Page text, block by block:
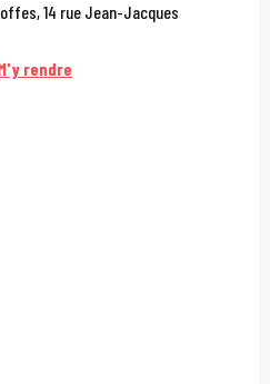
14 rue Jean-Jacques
rendre